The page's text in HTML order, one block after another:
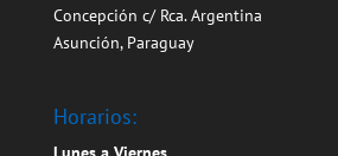
Concepción c/ Rca. Argentina
Asunción, Paraguay
Horarios: